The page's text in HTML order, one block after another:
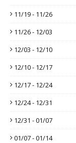
11/19 - 11/26
11/26 - 12/03
12/03 - 12/10
12/10 - 12/17
12/17 - 12/24
12/24 - 12/31
12/31 - 01/07
01/07 - 01/14